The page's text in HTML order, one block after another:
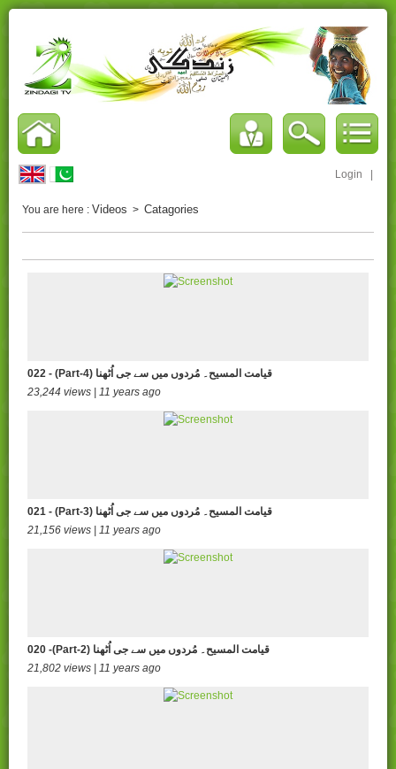
Login
You are here : Videos > Catagories
022 - (Part-4) قیامت المسیح۔ مُردوں میں سے جی اُٹھنا
23,244 views | 11 years ago
021 - (Part-3) قیامت المسیح۔ مُردوں میں سے جی اُٹھنا
21,156 views | 11 years ago
020 -(Part-2) قیامت المسیح۔ مُردوں میں سے جی اُٹھنا
21,802 views | 11 years ago